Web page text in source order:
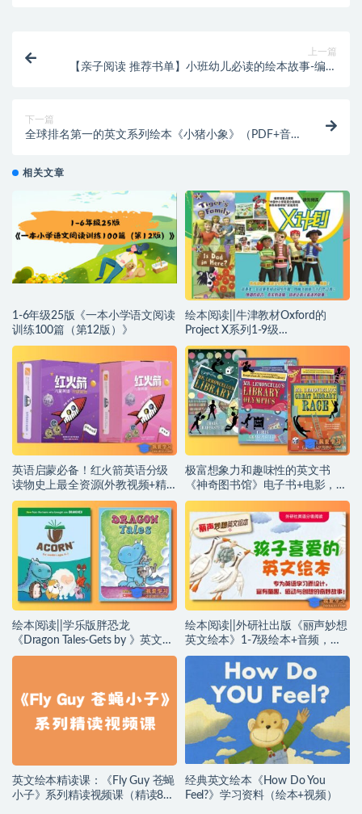
上一篇
【亲子阅读 推荐书单】小班幼儿必读的绘本故事-编号
下一篇
全球排名第一的英文系列绘本《小猪小象》（PDF+音
相关文章
1-6年级25版《一本小学语文阅读
训练100篇（第12版）》
绘本阅读||牛津教材Oxford的
Project X系列1-9级
（pdf+mp3+配套练习册)~编号
【AD0060】
英语启蒙必备！红火箭英语分级
读物史上最全资源(外教视频+精
讲课程，唱读动画+pdf绘本+音频
+练习册+点读包等)~编号
【AD0059】
极富想象力和趣味性的英文书
《神奇图书馆》电子书+电影，解
锁孩子的智慧和想象力~编号
【AD0058】
绘本阅读||学乐版胖恐龙
《Dragon Tales-Gets by 》英文版
PDF和音频 学乐旗下经典读物​​~编
绘本阅读||外研社出版《丽声妙想
英文绘本》1-7级绘本+音频，零
起点的英语分级读物~编号
【AD0056】
英文绘本精读课：《Fly Guy 苍蝇
小子》系列精读视频课（精读8本
经典英文绘本《How Do You
Feel?》学习资料（绘本+视频）